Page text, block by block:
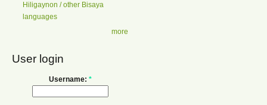
Hiligaynon / other Bisaya
languages
more
User login
Username: *